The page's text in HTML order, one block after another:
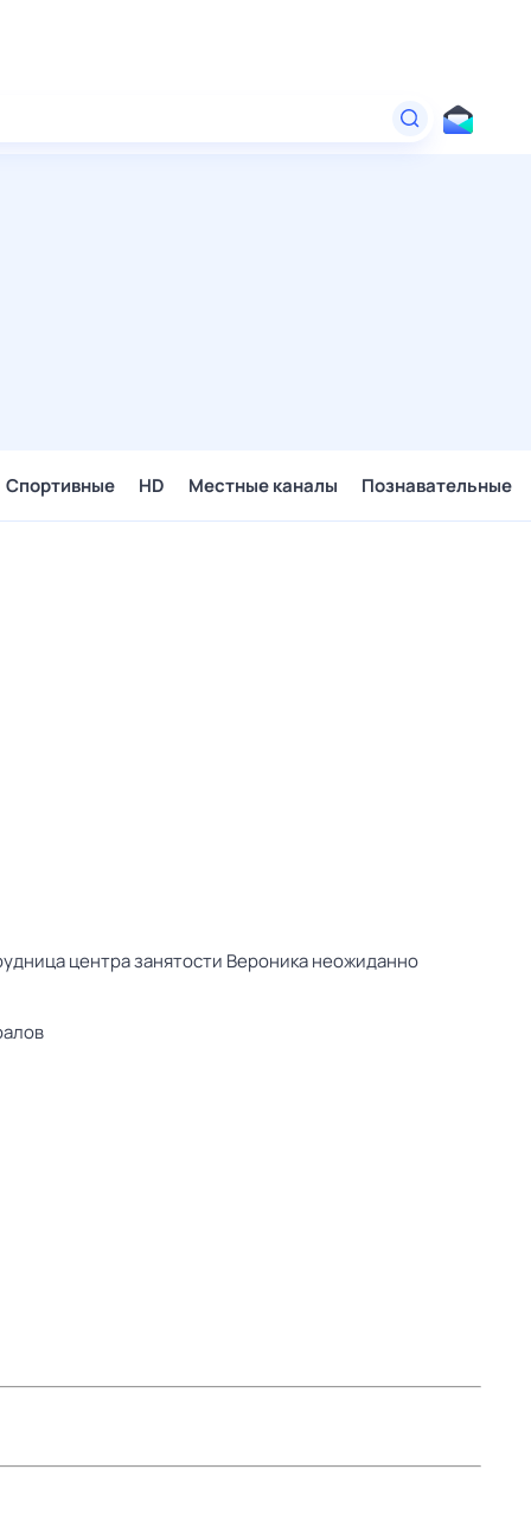
Спортивные HD Местные каналы Познавательные
центра занятости Вероника неожиданно